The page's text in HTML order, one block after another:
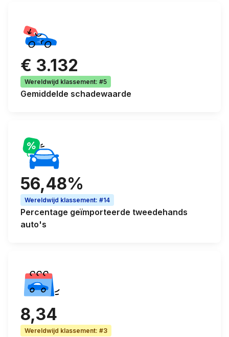
€ 3.132
Wereldwijd klassement: #5
Gemiddelde schadewaarde
56,48%
Wereldwijd klassement: #14
Percentage geïmporteerde tweedehands
auto's
8,34
Wereldwijd klassement: #3